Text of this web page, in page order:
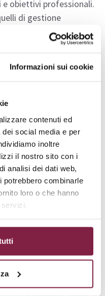
Informazioni sui cookie
contenuti ed
social media e per
inoltre
il nostro sito con i
analisi dei dati web,
potrebbero combinarle
loro o che hanno
e obiettivi professionali.
di gestione
e finanza
consente agli
pratiche e di
l’opportunità di
in contesti reali. I
istituzioni partner
per sviluppare
l’ingresso nel
l’intero
specifico di ogni
di laurea.